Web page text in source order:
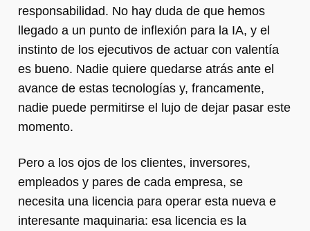
responsabilidad. No hay duda de que hemos
llegado a un punto de inflexión para la IA, y el
instinto de los ejecutivos de actuar con valentía
es bueno. Nadie quiere quedarse atrás ante el
avance de estas tecnologías y, francamente,
nadie puede permitirse el lujo de dejar pasar este
momento.
Pero a los ojos de los clientes, inversores,
empleados y pares de cada empresa, se
necesita una licencia para operar esta nueva e
interesante maquinaria: esa licencia es la